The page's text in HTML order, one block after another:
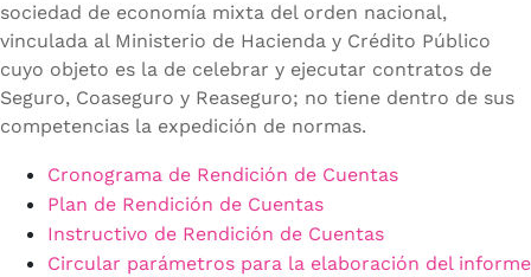
sociedad de economía mixta del orden nacional,
vinculada al Ministerio de Hacienda y Crédito Público
cuyo objeto es la de celebrar y ejecutar contratos de
Seguro, Coaseguro y Reaseguro; no tiene dentro de sus
competencias la expedición de normas.
Cronograma de Rendición de Cuentas
Plan de Rendición de Cuentas
Instructivo de Rendición de Cuentas
Circular parámetros para la elaboración del informe